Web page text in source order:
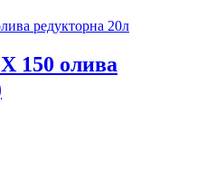
150 олива